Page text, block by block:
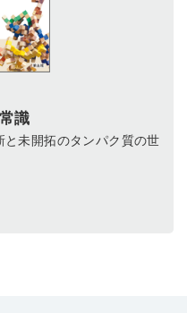
識
未開拓のタンパク質の世